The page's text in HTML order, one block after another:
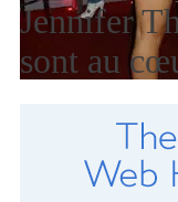
Jennifer
sont au